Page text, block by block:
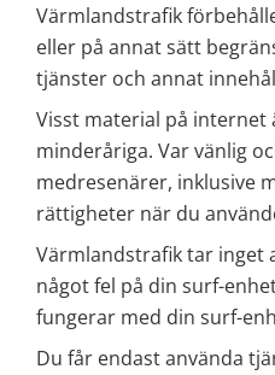
Värmlandstrafik
eller på annat sätt
tjänster och annat
Visst material på
minderåriga. Var vänlig
medresenärer, inklusive
rättigheter när du
Värmlandstrafik tar inget
något fel på din surf-
fungerar med din surf-
Du får endast använda